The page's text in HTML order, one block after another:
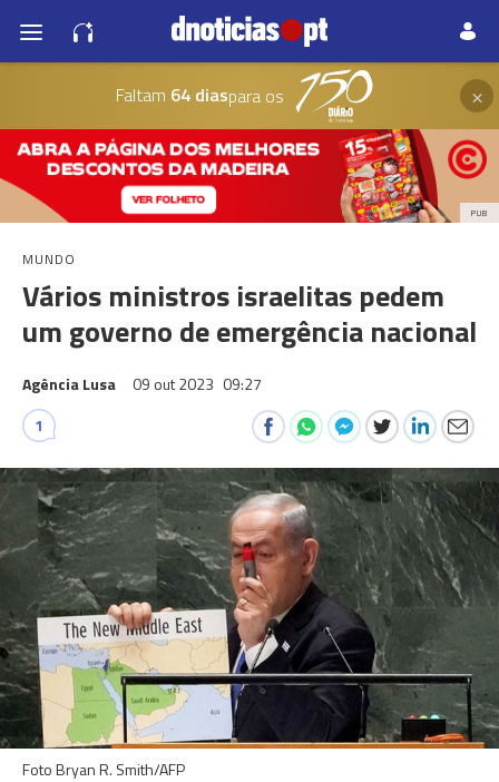
Faltam 64 diaspara os ×
PUB
MUNDO
Vários ministros israelitas pedem
um governo de emergência nacional
Agência Lusa 09 out 2023 09:27
1
Foto Bryan R. Smith/AFP